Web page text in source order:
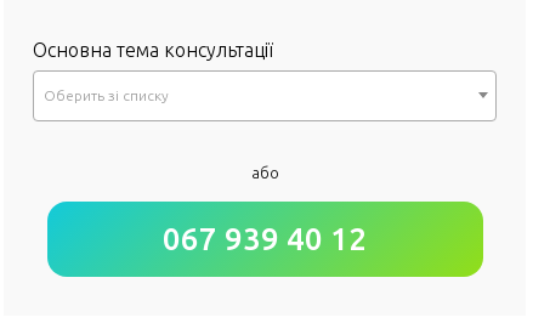
Основна тема консультації
Оберить зi списку
або
067 939 40 12